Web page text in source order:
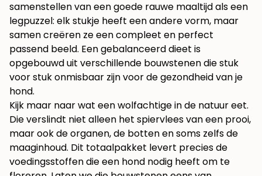
samenstellen van een goede rauwe maaltijd als een
legpuzzel: elk stukje heeft een andere vorm, maar
samen creëren ze een compleet en perfect
passend beeld. Een gebalanceerd dieet is
opgebouwd uit verschillende bouwstenen die stuk
voor stuk onmisbaar zijn voor de gezondheid van je
hond.
Kijk maar naar wat een wolfachtige in de natuur eet.
Die verslindt niet alleen het spiervlees van een prooi,
maar ook de organen, de botten en soms zelfs de
maaginhoud. Dit totaalpakket levert precies de
voedingsstoffen die een hond nodig heeft om te